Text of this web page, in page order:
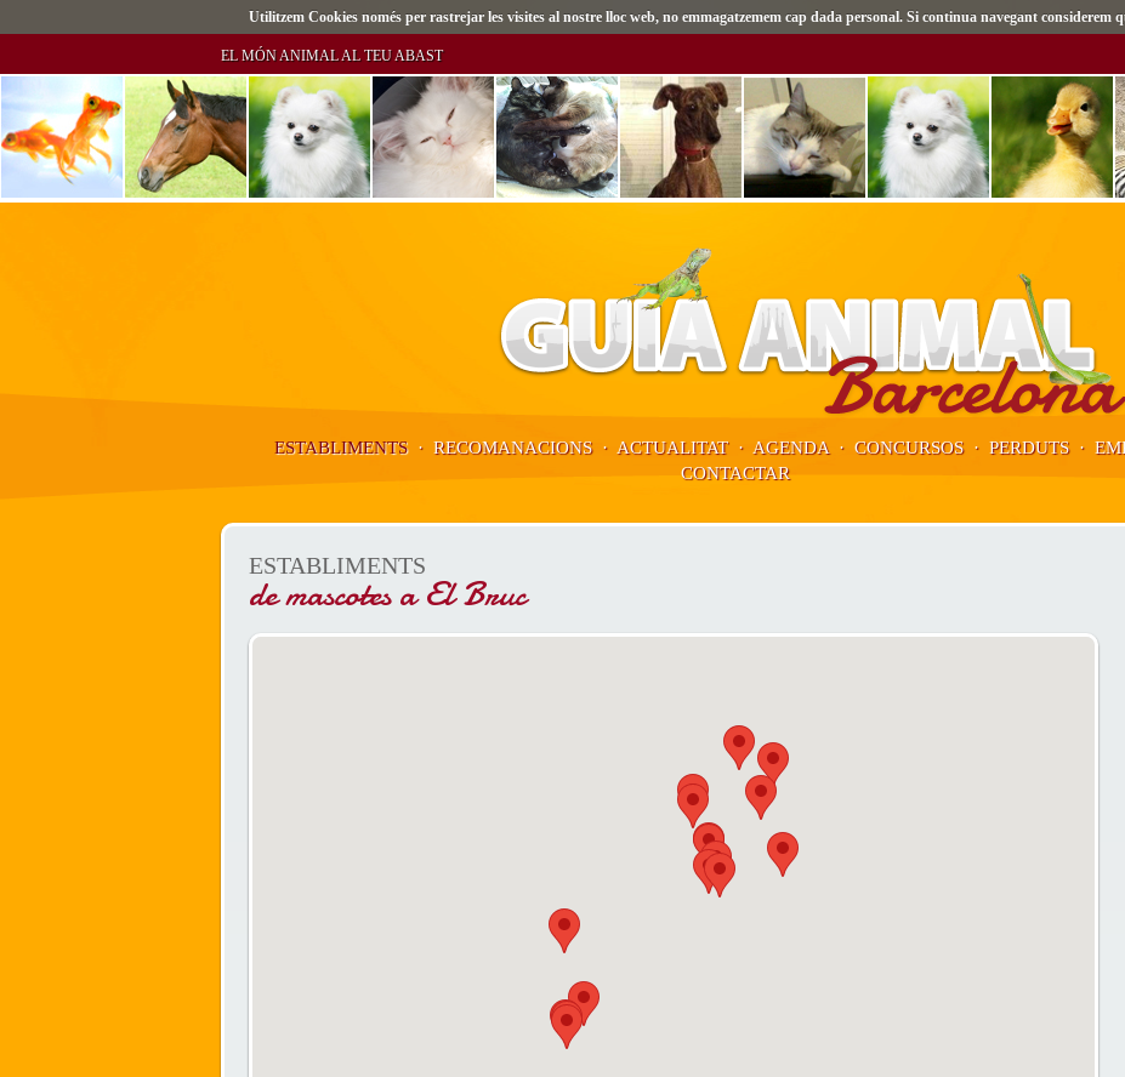
Utilitzem Cookies només per rastrejar les visites al nostre lloc web, no emmagatzemem cap dada personal. Si continua navegant considerem
EL MÓN ANIMAL AL TEU ABAST
ESTABLIMENTS· RECOMANACIONS· ACTUALITAT· AGENDA · CONCURSOS· PERDUTS ·
CONTACTAR
ESTABLIMENTS
de mascotes a El Bruc